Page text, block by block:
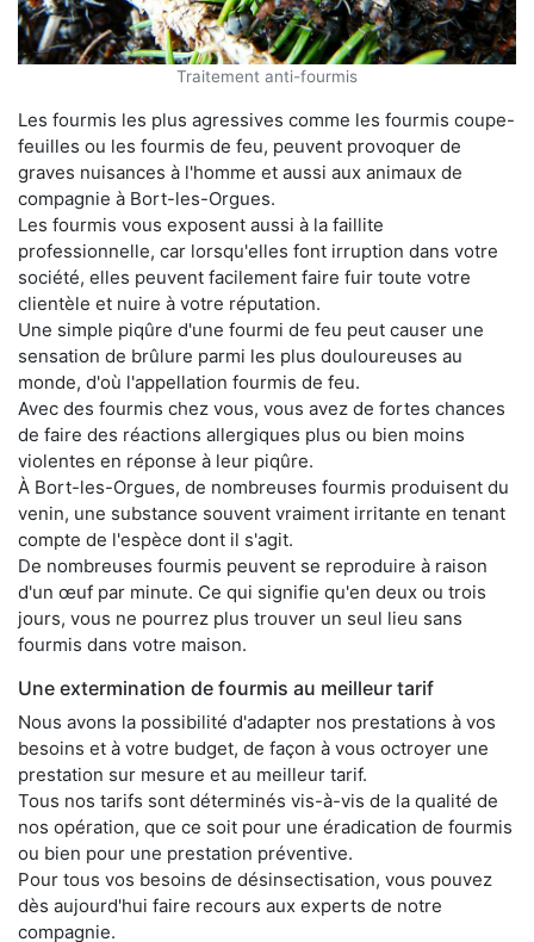
Traitement anti-fourmis
Les fourmis les plus agressives comme les fourmis coupe-
feuilles ou les fourmis de feu, peuvent provoquer de
graves nuisances à l'homme et aussi aux animaux de
compagnie à Bort-les-Orgues.
Les fourmis vous exposent aussi à la faillite
professionnelle, car lorsqu'elles font irruption dans votre
société, elles peuvent facilement faire fuir toute votre
clientèle et nuire à votre réputation.
Une simple piqûre d'une fourmi de feu peut causer une
sensation de brûlure parmi les plus douloureuses au
monde, d'où l'appellation fourmis de feu.
Avec des fourmis chez vous, vous avez de fortes chances
de faire des réactions allergiques plus ou bien moins
violentes en réponse à leur piqûre.
À Bort-les-Orgues, de nombreuses fourmis produisent du
venin, une substance souvent vraiment irritante en tenant
compte de l'espèce dont il s'agit.
De nombreuses fourmis peuvent se reproduire à raison
d'un œuf par minute. Ce qui signifie qu'en deux ou trois
jours, vous ne pourrez plus trouver un seul lieu sans
fourmis dans votre maison.
Une extermination de fourmis au meilleur tarif
Nous avons la possibilité d'adapter nos prestations à vos
besoins et à votre budget, de façon à vous octroyer une
prestation sur mesure et au meilleur tarif.
Tous nos tarifs sont déterminés vis-à-vis de la qualité de
nos opération, que ce soit pour une éradication de fourmis
ou bien pour une prestation préventive.
Pour tous vos besoins de désinsectisation, vous pouvez
dès aujourd'hui faire recours aux experts de notre
compagnie.